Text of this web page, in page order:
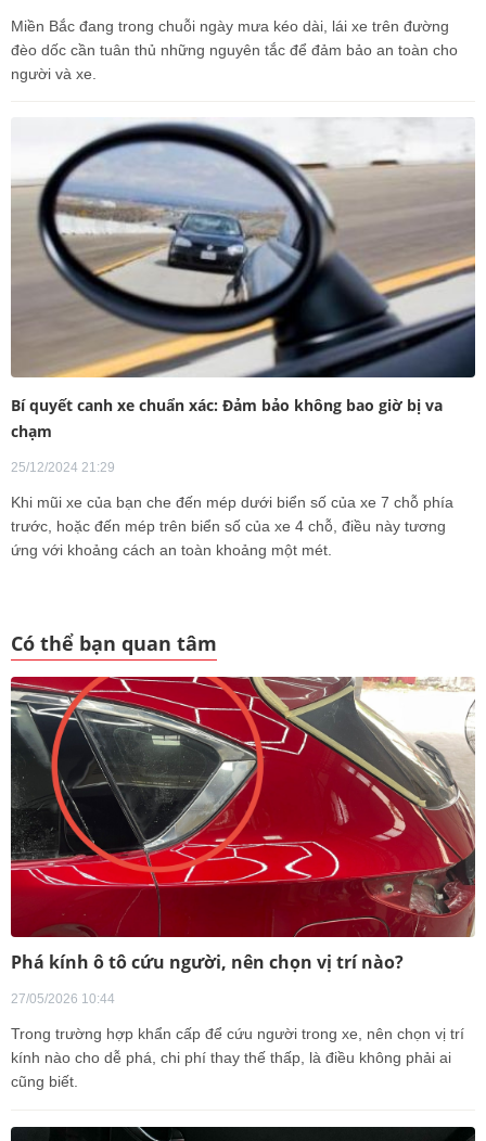
Miền Bắc đang trong chuỗi ngày mưa kéo dài, lái xe trên đường
đèo dốc cần tuân thủ những nguyên tắc để đảm bảo an toàn cho
người và xe.
Bí quyết canh xe chuẩn xác: Đảm bảo không bao giờ bị va
chạm
25/12/2024 21:29
Khi mũi xe của bạn che đến mép dưới biển số của xe 7 chỗ phía
trước, hoặc đến mép trên biển số của xe 4 chỗ, điều này tương
ứng với khoảng cách an toàn khoảng một mét.
Có thể bạn quan tâm
Phá kính ô tô cứu người, nên chọn vị trí nào?
27/05/2026 10:44
Trong trường hợp khẩn cấp để cứu người trong xe, nên chọn vị trí
kính nào cho dễ phá, chi phí thay thế thấp, là điều không phải ai
cũng biết.